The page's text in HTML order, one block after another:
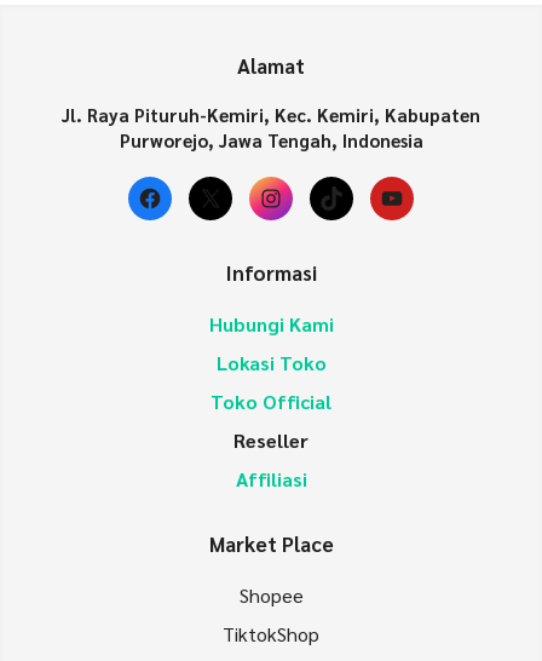
Alamat
Jl. Raya Pituruh-Kemiri, Kec. Kemiri, Kabupaten
Purworejo, Jawa Tengah, Indonesia
Facebook
X Instagram
TikTokYouTube
Informasi
Hubungi Kami
Lokasi Toko
Toko Official
Reseller
Affiliasi
Market Place
Shopee
TiktokShop